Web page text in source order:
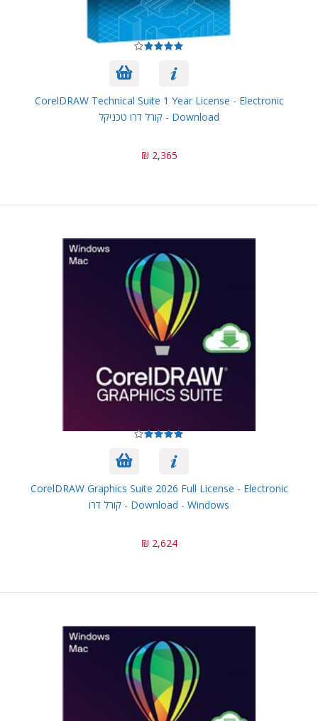
CorelDRAW Technical Suite 1 Year License - Electronic
Download - קורל דרו טכניקל
2,365 ₪
CorelDRAW Graphics Suite 2026 Full License - Electronic
Download - Windows - קורל דרו
2,624 ₪